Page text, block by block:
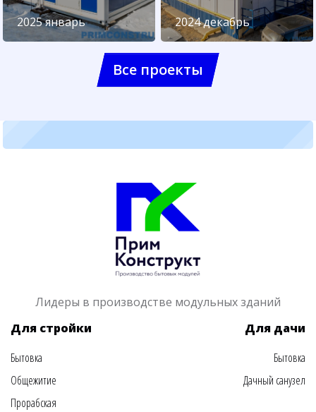
2025 январь 2024 декабрь
Все проекты
Лидеры в производстве модульных зданий
Для стройки
Бытовка
Общежитие
Прорабская
Для дачи
Бытовка
Дачный санузел